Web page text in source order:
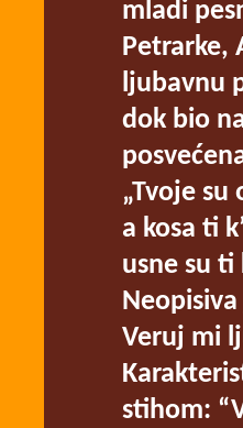
mladi
Petrarke,
ljubavnu
dok bio
„Tvoje
a kosa ti
usne su ti
Veruj mi
stihom: